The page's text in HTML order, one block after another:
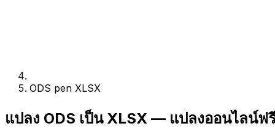
ODS pen XLSX
แปลง ODS เป็น XLSX — แปลงออนไลน์ฟ